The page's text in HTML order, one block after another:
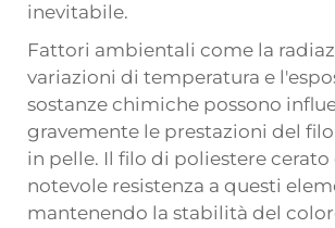
inevitabile.
Fattori ambientali come la
variazioni di temperatura e
sostanze chimiche possono
gravemente le prestazioni del
in pelle. Il filo di poliestere
notevole resistenza a questi
mantenendo la stabilità del